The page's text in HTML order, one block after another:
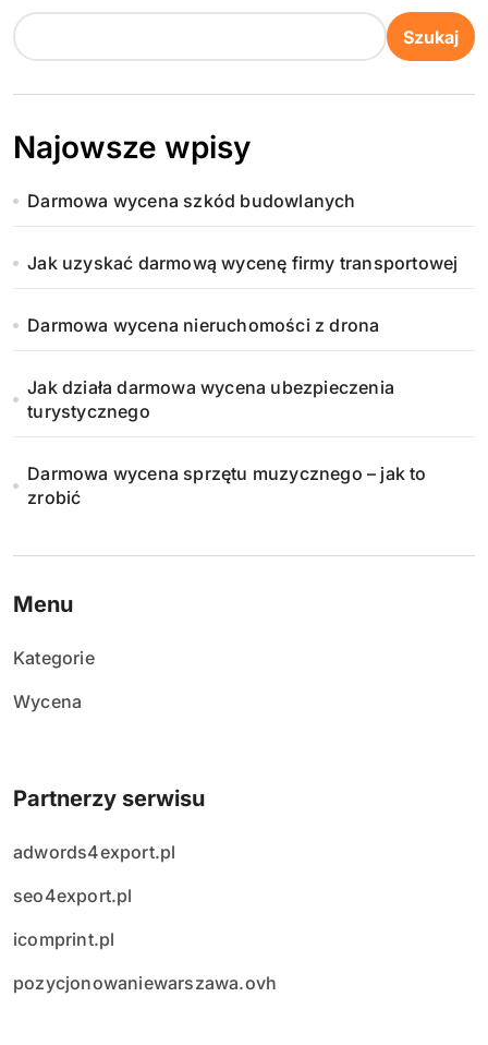
Szukaj
Najowsze wpisy
Darmowa wycena szkód budowlanych
Jak uzyskać darmową wycenę firmy transportowej
Darmowa wycena nieruchomości z drona
Jak działa darmowa wycena ubezpieczenia
turystycznego
Darmowa wycena sprzętu muzycznego – jak to
zrobić
Menu
Kategorie
Wycena
Partnerzy serwisu
adwords4export.pl
seo4export.pl
icomprint.pl
pozycjonowaniewarszawa.ovh